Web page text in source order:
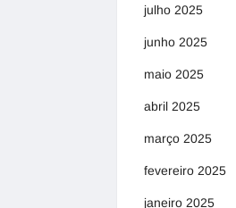
julho 2025
junho 2025
maio 2025
abril 2025
março 2025
fevereiro 2025
janeiro 2025